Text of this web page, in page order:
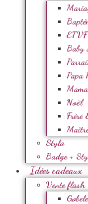
Baby
Papa
Noël
Frère
Stylo
Badge +
Idées cadeaux
Vente flash